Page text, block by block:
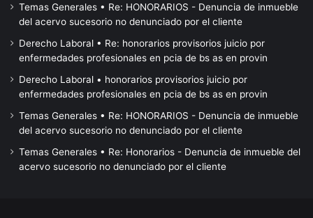
Temas Generales • Re: HONORARIOS - Denuncia de inmueble
del acervo sucesorio no denunciado por el cliente
Derecho Laboral • Re: honorarios provisorios juicio por
enfermedades profesionales en pcia de bs as en provin
Derecho Laboral • honorarios provisorios juicio por
enfermedades profesionales en pcia de bs as en provin
Temas Generales • Re: HONORARIOS - Denuncia de inmueble
del acervo sucesorio no denunciado por el cliente
Temas Generales • Re: Honorarios - Denuncia de inmueble del
acervo sucesorio no denunciado por el cliente